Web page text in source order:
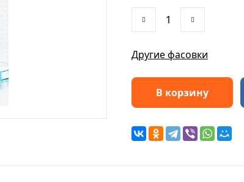
Другие фасовки
В корзину